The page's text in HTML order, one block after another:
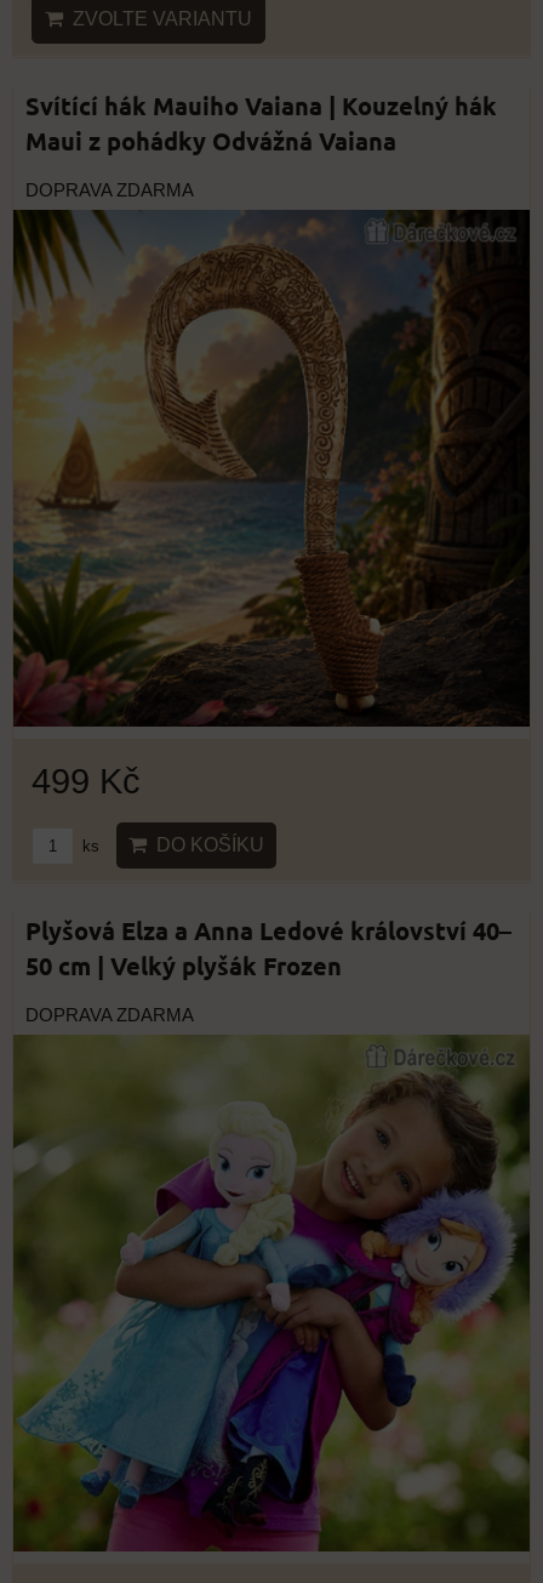
ZVOLTE VARIANTU
Svítící hák Mauiho Vaiana | Kouzelný hák
Maui z pohádky Odvážná Vaiana
DOPRAVA ZDARMA
499 Kč
ks DO KOŠÍKU
Plyšová Elza a Anna Ledové království 40–
50 cm | Velký plyšák Frozen
DOPRAVA ZDARMA